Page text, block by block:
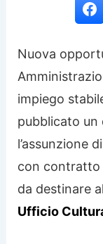
Nuova
impiego
pubblicato un
l’assunzione
con
da destinare
Ufficio